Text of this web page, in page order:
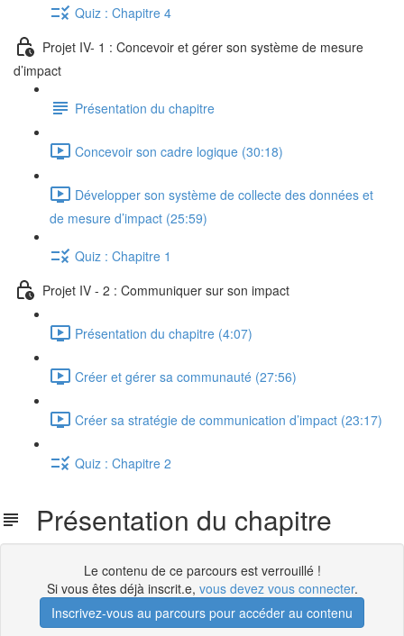
Quiz : Chapitre 4
Projet IV- 1 : Concevoir et gérer son système de mesure
d’impact
Présentation du chapitre
Concevoir son cadre logique (30:18)
Développer son système de collecte des données et
de mesure d’impact (25:59)
Quiz : Chapitre 1
Projet IV - 2 : Communiquer sur son impact
Présentation du chapitre (4:07)
Créer et gérer sa communauté (27:56)
Créer sa stratégie de communication d’impact (23:17)
Quiz : Chapitre 2
Présentation du chapitre
Le contenu de ce parcours est verrouillé !
Si vous êtes déjà inscrit.e, vous devez vous connecter.
Inscrivez-vous au parcours pour accéder au contenu